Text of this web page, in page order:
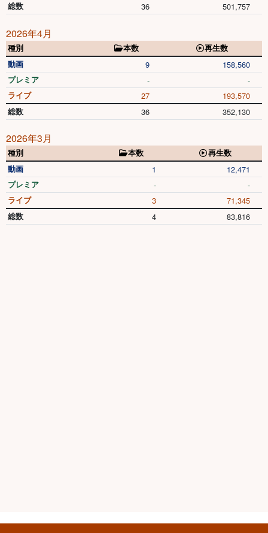
総数 36 501,757
2026年4月
種別 本数
再生数
動画
9 158,560
プレミア - -
ライブ 27 193,570
総数 36 352,130
2026年3月
種別 本数
再生数
動画
1 12,471
プレミア - -
ライブ 3 71,345
総数 4 83,816